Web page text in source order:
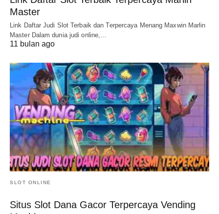
Master
Link Daftar Judi Slot Terbaik dan Terpercaya Menang Maxwin Marlin
Master Dalam dunia judi online,…
11 bulan ago
SLOT ONLINE
Situs Slot Dana Gacor Terpercaya Vending